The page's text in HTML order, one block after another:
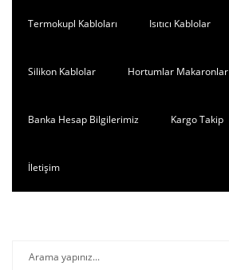
Termokupl Kabloları Isıtıcı Kablolar
Silikon Kablolar Hortumlar Makaronlar
Banka Hesap Bilgilerimiz Kargo Takip
İletişim